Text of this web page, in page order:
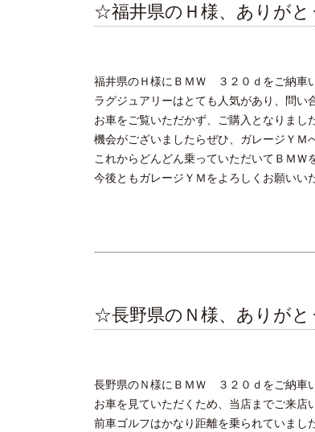
☆福井県のＨ様、ありが
福井県のＨ様にＢＭＷ ３２０ｄをご納車
ラグジュアリーはとても人気があり、問い
お車をご覧いただかず、ご購入となりまし
機会がございましたらぜひ、ガレージＹＭ
これからどんどん乗っていただいてＢＭＷ
今後ともガレージＹＭをよろしくお願いい
☆長野県のＮ様、ありが
長野県のＮ様にＢＭＷ ３２０ｄをご納車
お車を見ていただくため、当店までご来店
前車ゴルフはかなり距離を乗られていまし